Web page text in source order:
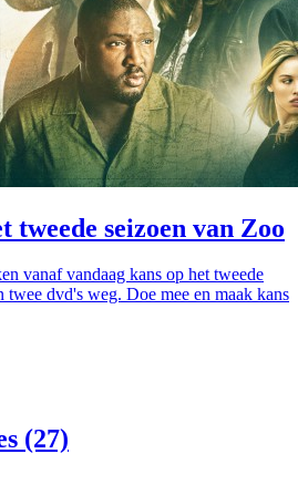
tweede seizoen van Zoo
vanaf vandaag kans op het tweede
twee dvd's weg. Doe mee en maak kans
(27)